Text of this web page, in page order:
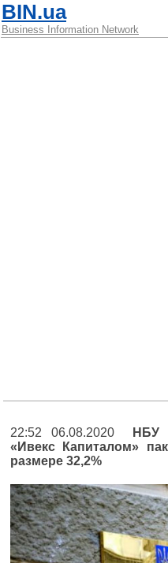
BIN.ua
Business Information Network
22:52 06.08.2020
НБУ
«Ивекс Капиталом»
размере 32,2%